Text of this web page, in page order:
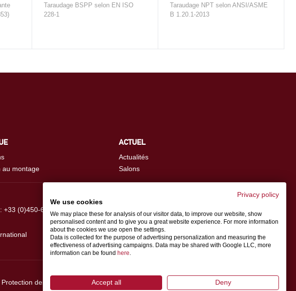
Taraudage BSPP selon EN ISO
228-1
Taraudage NPT selon ANSI/ASME
B 1.20.1-2013
au montage
ACTUEL
Actualités
Salons
+33 (0)450-66 94-00
Personne de contact
Protection des données
Privacy policy
We use cookies
We may place these for analysis of our visitor data, to improve our website, show
personalised content and to give you a great website experience. For more information
about the cookies we use open the settings.
Data is collected for the purpose of advertising personalization and measuring the
effectiveness of advertising campaigns. Data may be shared with Google LLC, more
information can be found here.
Accept all Deny